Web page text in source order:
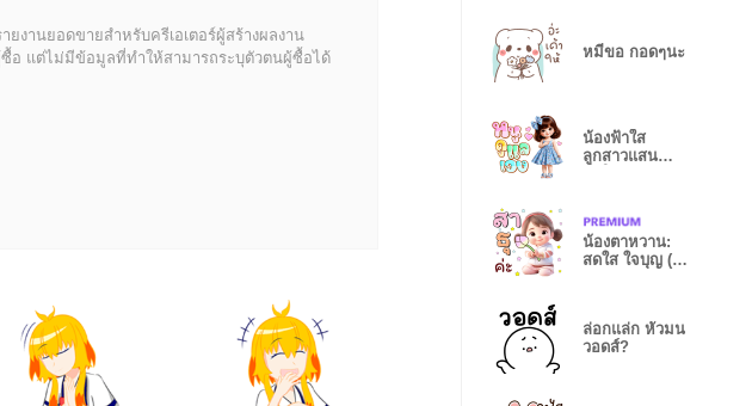
ยงานยอดขายสำหรับครีเอเตอร์ผู้สร้างผลงาน
อ แต่ไม่มีข้อมูลที่ทำให้สามารถระบุตัวตนผู้ซื้อได้
หมีขอ กอดๆนะ
น้องฟ้าใส
ลูกสาวแสน
น้องตาหวาน:
สดใส ใจบุญ (สี
ล่อกแล่ก หัวมน
วอดส์?